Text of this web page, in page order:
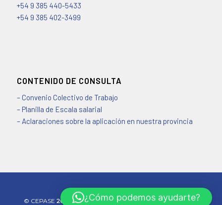
+54 9 385 440-5433
+54 9 385 402-3499
CONTENIDO DE CONSULTA
– Convenio Colectivo de Trabajo
– Planilla de Escala salarial
– Aclaraciones sobre la aplicación en nuestra provincia
©️ CEPASE 2026 - Desarrollado por
¿Cómo podemos ayudarte?